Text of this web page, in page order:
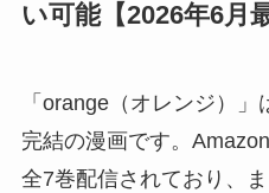
い可能【2026年6月
「orange（オレンジ）
完結の漫画です。
全7巻配信されており、